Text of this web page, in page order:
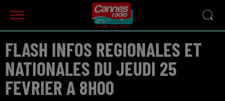
FLASH INFOS REGIONALES ET
NATIONALES DU JEUDI 25
FEVRIER A 8H00